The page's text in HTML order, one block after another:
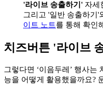
'라이브 송출하기' 자세
그리고 '일반 송출하기'
이트 노트를 통해 확인
치즈버튼 '라이브
그렇다면 ‘이음두레’ 행사는
능을 어떻게 활용했을까요?